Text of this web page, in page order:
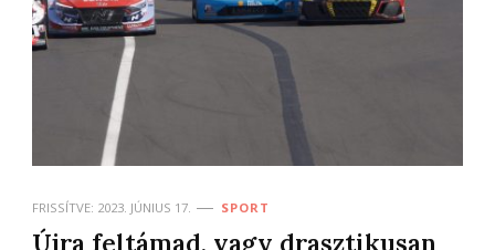
FRISSÍTVE: 2023. JÚNIUS 17. SPORT
Újra feltámad, vagy drasztikusan